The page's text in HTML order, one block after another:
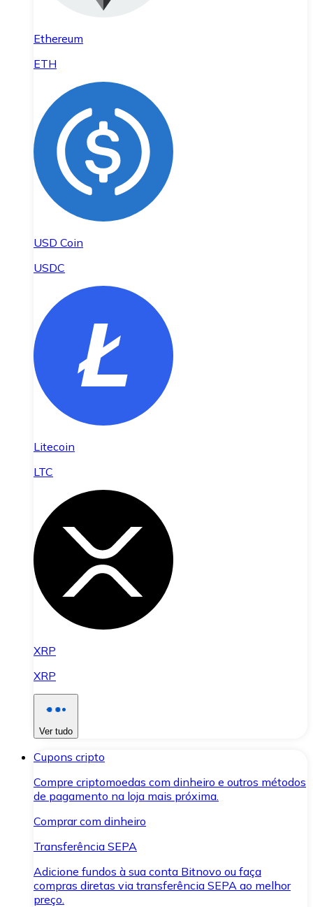
Ethereum
ETH
USD Coin
USDC
Litecoin
LTC
XRP
XRP
Ver tudo
Cupons cripto
Compre criptomoedas com dinheiro e outros métodos
de pagamento na loja mais próxima.
Comprar com dinheiro
Transferência SEPA
Adicione fundos à sua conta Bitnovo ou faça
compras diretas via transferência SEPA ao melhor
preço.